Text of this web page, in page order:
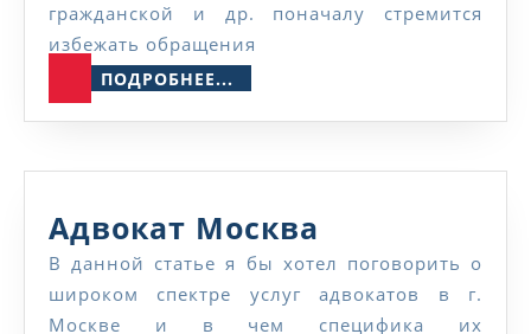
гражданской и др. поначалу стремится
избежать обращения
ПОДРОБНЕЕ...
Адвокат Москва
Москва
В данной статье я бы хотел поговорить о
широком спектре услуг адвокатов в г.
Москве и в чем специфика их